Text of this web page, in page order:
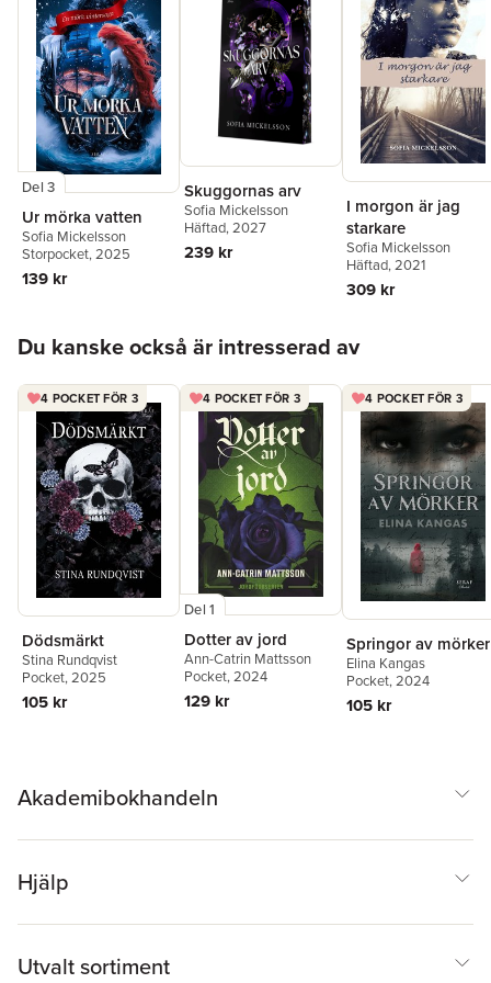
Del 3
Ur mörka vatten
Sofia Mickelsson
Storpocket, 2025
139 kr
Skuggornas arv
Sofia Mickelsson
Häftad, 2027
239 kr
I morgon är jag
starkare
Sofia Mickelsson
Häftad, 2021
309 kr
Du kanske också är intresserad av
4 POCKET FÖR 3
Dödsmärkt
Stina Rundqvist
Pocket, 2025
105 kr
4 POCKET FÖR 3
Del 1
Dotter av jord
Ann-Catrin Mattsson
Pocket, 2024
129 kr
4 POCKET FÖR 3
Springor av mörker
Elina Kangas
Pocket, 2024
105 kr
Akademibokhandeln
Hjälp
Utvalt sortiment